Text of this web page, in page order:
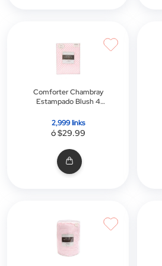
Comforter Chambray
Estampado Blush 4
Promo
2,999 links
ó $29.99